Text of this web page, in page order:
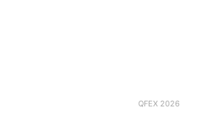
QFEX 2026